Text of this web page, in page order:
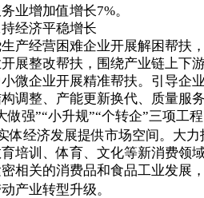
务业增加值增长7%。
经济平稳增长
产经营困难企业开展解困帮扶
展整改帮扶，围绕产业链上下
微企业开展精准帮扶。引导企
调整、产能更新换代、质量服
做强”“小升规”“个转企”三项工
体经济发展提供市场空间。大力
培训、体育、文化等新消费领
相关的消费品和食品工业发展
产业转型升级。